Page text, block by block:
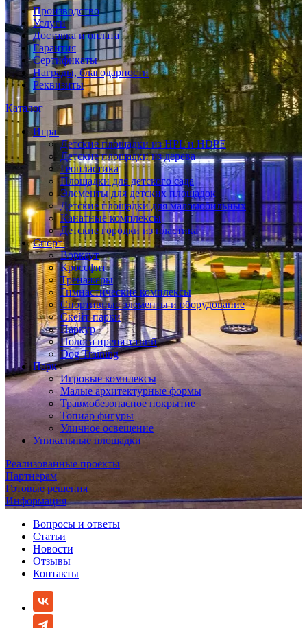
Производство
Услуги
Доставка и оплата
Гарантия
Сертификаты
Награды, благодарности
Реквизиты
Каталог
Игра
Детские площадки из HPL и HDPE
Детские площадки из дерева
Геопластика
Площадки для детского сада
Элементы для детских площадок
Детские площадки для маломобильных
Канатные комплексы
Детские городки из пластика
Спорт
Воркаут
Кроссфит
Тренажеры
Гимнастические комплексы
Спортивные элементы и оборудование
Скейт-парки
Паркур
Полоса препятствий
Dog Training
Парк
Игровые комплексы
Малые архитектурные формы
Травмобезопасное покрытие
Топиар фигуры
Уличное освещение
Уникальные площадки
Реализованные проекты
Партнерам
Готовые решения
Информация
Вопросы и ответы
Статьи
Новости
Отзывы
Контакты